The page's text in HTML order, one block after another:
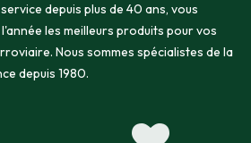
depuis plus de 40 ans, vous
les meilleurs produits pour vos
Nous sommes spécialistes de la
depuis 1980.